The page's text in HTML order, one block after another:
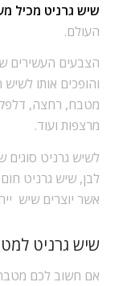
שיש גרניט מכיל מעל 700 צבעים
העולם.
הצבעים העשירים
והופכים אותו
מטבח, רחצה,
מרצפות ועוד.
לשיש גרניט סוגים
לבן, שיש גרניט
אשר יוצרים שיש
שיש גרניט
אם חשוב לכם